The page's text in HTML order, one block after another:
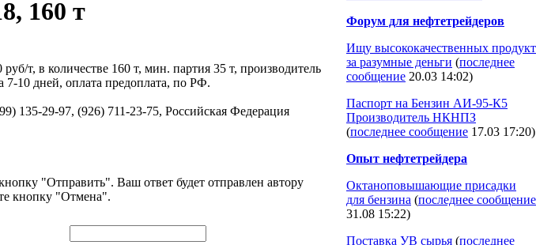
160 т
т, в количестве 160 т, мин. партия 35 т, производитель
10 дней, оплата предоплата, по РФ.
135-29-97, (926) 711-23-75, Российская Федерация
"Отправить". Ваш ответ будет отправлен автору
кнопку "Отмена".
Форум для нефтетрейдеров
Ищу высококачественных продукт
за разумные деньги (последнее
сообщение 20.03 14:02)
Паспорт на Бензин АИ-95-К5
Производитель НКНПЗ
(последнее сообщение 17.03 17:20)
Опыт нефтетрейдера
Октаноповышающие присадки
для бензина (последнее сообщение
31.08 15:22)
Поставка УВ сырья (последнее